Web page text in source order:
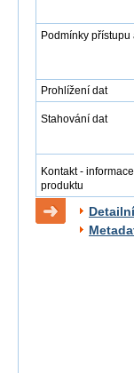
Podmínky přístupu
Prohlížení dat
Stahování dat
Kontakt -
produktu